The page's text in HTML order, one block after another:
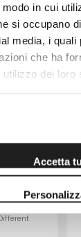
in cui
si occupano
media, i quali
che ha
dei loro
Accetta
FISH